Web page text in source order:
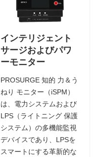
インテリジェント
サージおよびパワ
ーモニター
PROSURGE 知的 力＆う
ねり モニター（iSPM）
は、電力システムおよび
LPS（ライトニング 保護
システム）の多機能監視
デバイスであり、LPSを
スマートにする革新的な